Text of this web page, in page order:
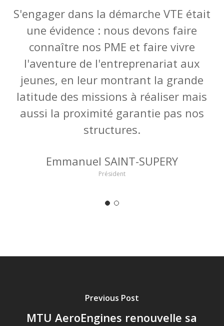
S'engager dans la démarche VTE était
une évidence : nous devons faire
connaître nos PME et faire vivre
l'aventure de l'entreprenariat aux
jeunes, en leur montrant la grande
latitude des missions à réaliser mais
aussi la proximité garantie pas nos
structures.
Emmanuel SAINT-SUPERY
Président
Previous Post
MTU AeroEngines renouvelle sa